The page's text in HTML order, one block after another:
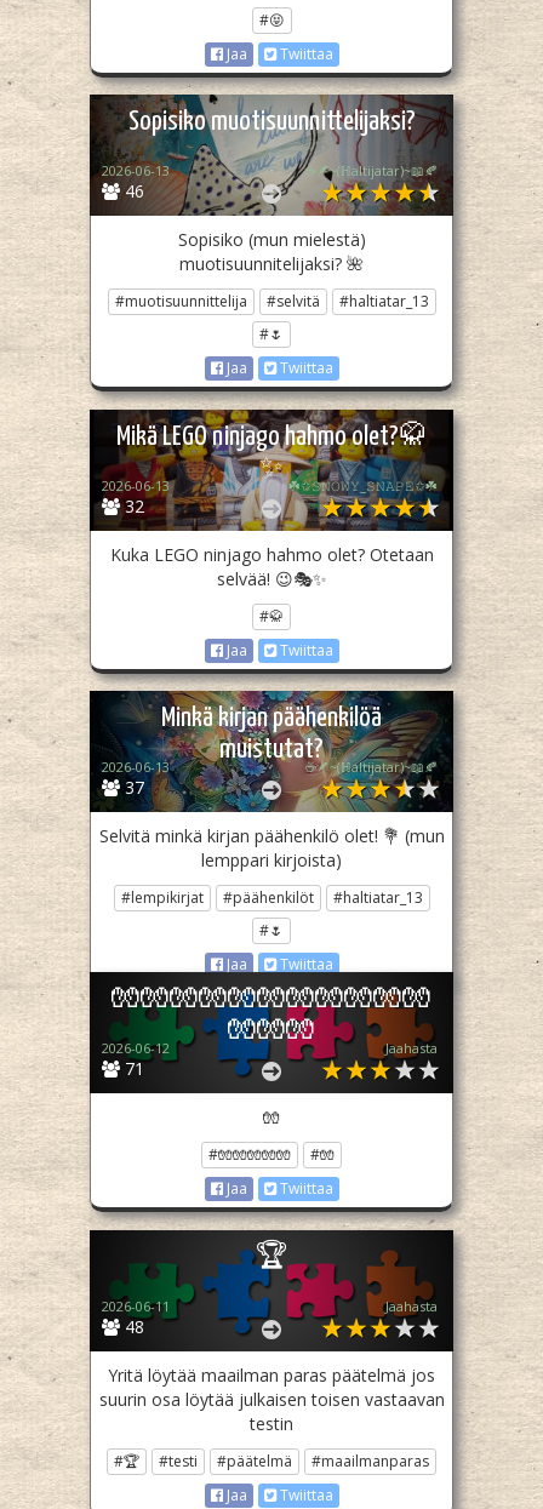
#😝
Jaa
Twiittaa
Sopisiko muotisuunnittelijaksi?
46
2026-06-13 ☕🪶~(ℍaltijatar)~📖🍂
Sopisiko (mun mielestä)
muotisuunnitelijaksi? 🌺
#muotisuunnittelija #selvitä
#haltiatar_13
#🌷
Jaa
Twiittaa
Mikä LEGO ninjago hahmo olet?🥋
✨
32
2026-06-13 ☘️✩𝚂𝙽𝙾𝚆𝚈_𝚂𝙽𝙰𝙿𝙴✩☘️
Kuka LEGO ninjago hahmo olet? Otetaan
selvää! 😉🎭✨
#🥋
Jaa
Twiittaa
Minkä kirjan päähenkilöä
muistutat?
37
2026-06-13 ☕🪶~(ℍaltijatar)~📖🍂
Selvitä minkä kirjan päähenkilö olet! 💐 (mun
lemppari kirjoista)
#lempikirjat #päähenkilöt
#haltiatar_13
#🌷
Jaa
Twiittaa
🧤🧤🧤🧤🧤🧤🧤🧤🧤🧤🧤
🧤🧤🧤
71
2026-06-12 Jaahasta
🧤
#🧤🧤🧤🧤🧤
#🧤
Jaa
Twiittaa
🏆
48
2026-06-11 Jaahasta
Yritä löytää maailman paras päätelmä jos
suurin osa löytää julkaisen toisen vastaavan
testin
#🏆 #testi #päätelmä
#maailmanparas
Jaa
Twiittaa